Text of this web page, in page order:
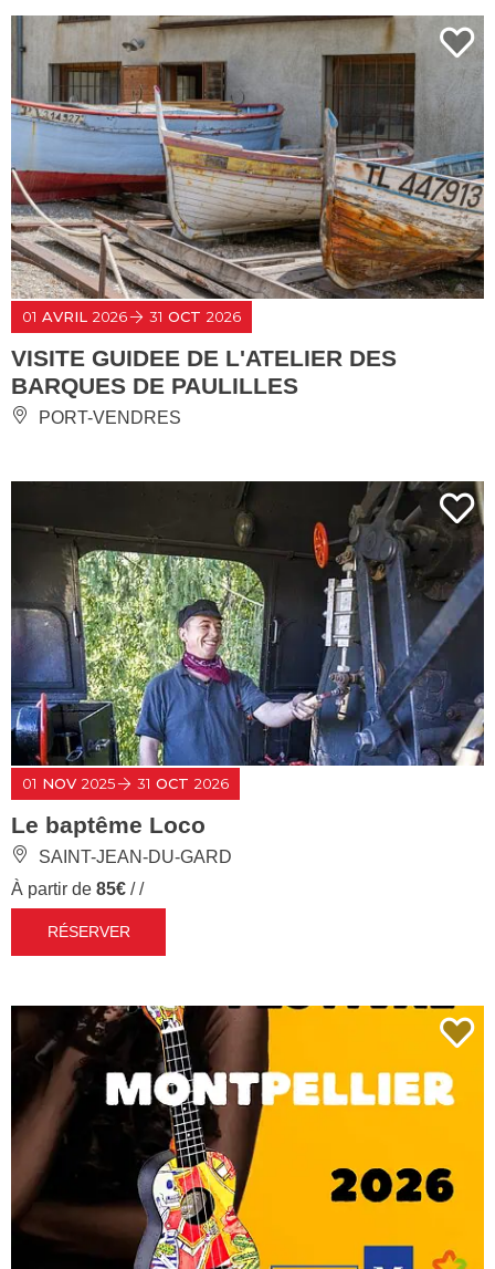
01 AVRIL 2026 31 OCT 2026
VISITE GUIDEE DE L'ATELIER DES
BARQUES DE PAULILLES
PORT-VENDRES
01 NOV 2025 31 OCT 2026
Le baptême Loco
SAINT-JEAN-DU-GARD
À partir de 85€ / /
RÉSERVER